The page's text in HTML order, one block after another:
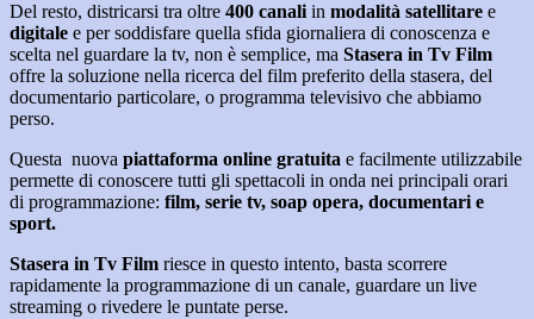
Del resto, districarsi tra oltre 400 canali in modalità satellitare e
digitale e per soddisfare quella sfida giornaliera di conoscenza e
scelta nel guardare la tv, non è semplice, ma Stasera in Tv Film
offre la soluzione nella ricerca del film preferito della stasera, del
documentario particolare, o programma televisivo che abbiamo
perso.
Questa nuova piattaforma online gratuita e facilmente utilizzabile
permette di conoscere tutti gli spettacoli in onda nei principali orari
di programmazione: film, serie tv, soap opera, documentari e
sport.
Stasera in Tv Film riesce in questo intento, basta scorrere
rapidamente la programmazione di un canale, guardare un live
streaming o rivedere le puntate perse.